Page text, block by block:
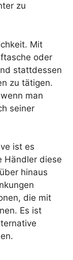
zu
Mit
oder
stattdessen
zu tätigen.
man
seiner
ist es
Händler diese
hinaus
die mit
Es ist